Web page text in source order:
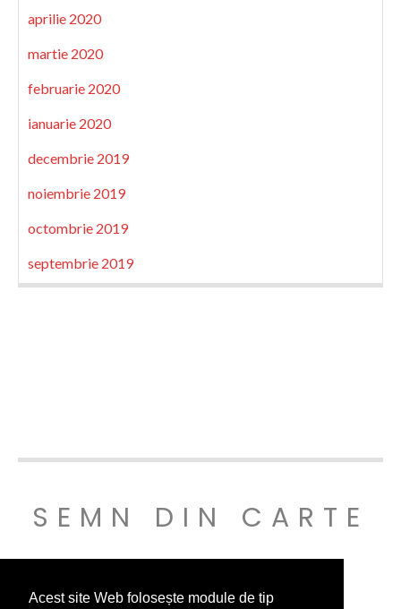
Acest site Web folosește module de tip
aprilie 2020
martie 2020
februarie 2020
ianuarie 2020
decembrie 2019
noiembrie 2019
octombrie 2019
septembrie 2019
SEMN DIN CARTE